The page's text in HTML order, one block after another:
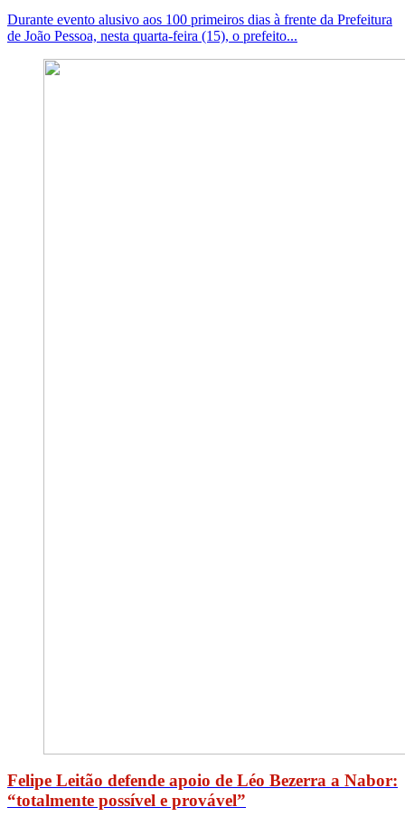
Durante evento alusivo aos 100 primeiros dias à frente da Prefeitura
de João Pessoa, nesta quarta-feira (15), o prefeito...
Felipe Leitão defende apoio de Léo Bezerra a Nabor:
“totalmente possível e provável”